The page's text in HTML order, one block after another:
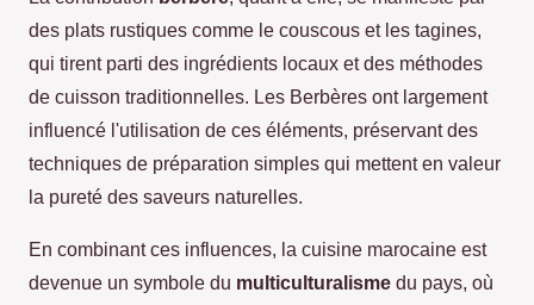
des plats rustiques comme le couscous et les tagines,
qui tirent parti des ingrédients locaux et des méthodes
de cuisson traditionnelles. Les Berbères ont largement
influencé l'utilisation de ces éléments, préservant des
techniques de préparation simples qui mettent en valeur
la pureté des saveurs naturelles.
En combinant ces influences, la cuisine marocaine est
devenue un symbole du multiculturalisme du pays, où